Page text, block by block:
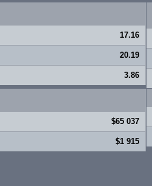
17.16
20.19
3.86
$65 037
$1 915